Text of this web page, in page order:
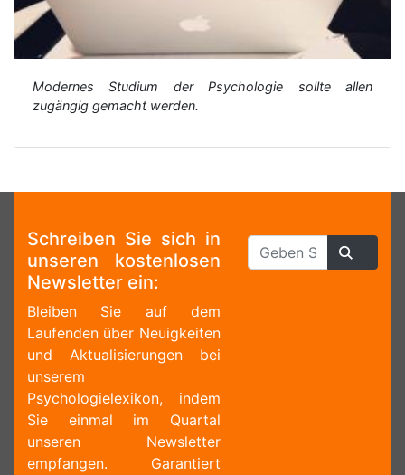
Modernes Studium der Psychologie sollte allen
zugängig gemacht werden.
Schreiben Sie sich in
unseren kostenlosen
Newsletter ein:
Bleiben Sie auf dem
Laufenden über Neuigkeiten
und Aktualisierungen bei
unserem
Psychologielexikon, indem
Sie einmal im Quartal
unseren Newsletter
empfangen. Garantiert